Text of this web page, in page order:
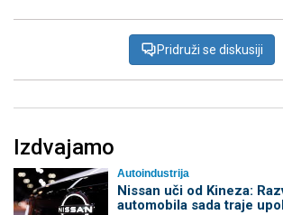
Pridruži se diskusiji
Izdvajamo
Autoindustrija
Nissan uči od Kineza:
automobila sada traje